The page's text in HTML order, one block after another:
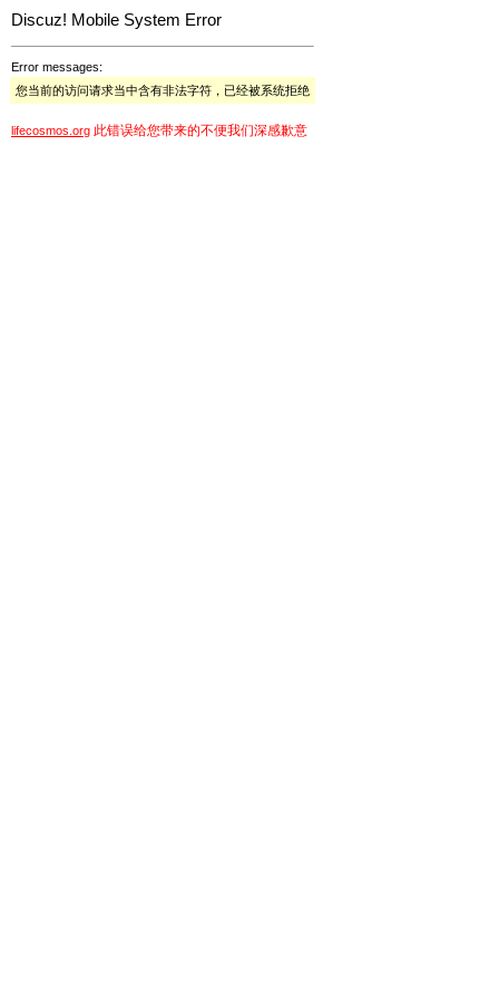
Discuz! Mobile System Error
Error messages:
您当前的访问请求当中含有非法字符，已经被系统拒绝
lifecosmos.org 此错误给您带来的不便我们深感歉意